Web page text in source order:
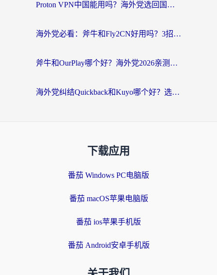
Proton VPN中国能用吗？海外党选回国加速器的避坑指南（附番茄加速器实测）
海外党必看：斧牛和Fly2CN好用吗？3招教你选对回国加速器（附免费试用攻略）
斧牛和OurPlay哪个好？海外党2026亲测：选对加速器，国内资源秒加载
海外党纠结Quickback和Kuyo哪个好？选对回国加速器才能无缝刷国内资源
下载应用
番茄 Windows PC电脑版
番茄 macOS苹果电脑版
番茄 ios苹果手机版
番茄 Android安卓手机版